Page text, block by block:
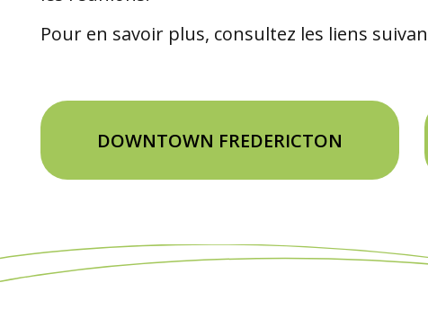
Pour en savoir plus, consultez les liens
DOWNTOWN FREDERICTON